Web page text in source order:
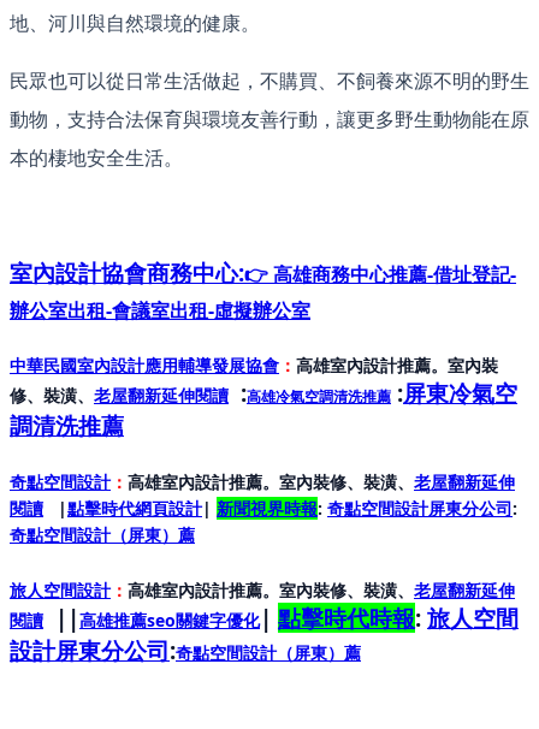
地、河川與自然環境的健康。
民眾也可以從日常生活做起，不購買、不飼養來源不明的野生
動物，支持合法保育與環境友善行動，讓更多野生動物能在原
本的棲地安全生活。
室內設計協會商務中心:👉 高雄商務中心推薦-借址登記-
辦公室出租-會議室出租-虛擬辦公室
中華民國室內設計應用輔導發展協會 ： 高雄室內設計推薦。室內裝
修、裝潢、 老屋翻新延伸閱讀 :高雄冷氣空調清洗推薦 :屏東冷氣空
調清洗推薦
奇點空間設計： 高雄室內設計推薦。室內裝修、裝潢、 老屋翻新延伸
閱讀 |點擊時代網頁設計| 新聞視界時報: 奇點空間設計屏東分公司:
奇點空間設計（屏東） 薦
旅人空間設計： 高雄室內設計推薦。室內裝修、裝潢、 老屋翻新延伸
閱讀
||高雄推薦seo關鍵字優化| 點擊時代時報: 旅人空間
設計屏東分公司:奇點空間設計（屏東） 薦